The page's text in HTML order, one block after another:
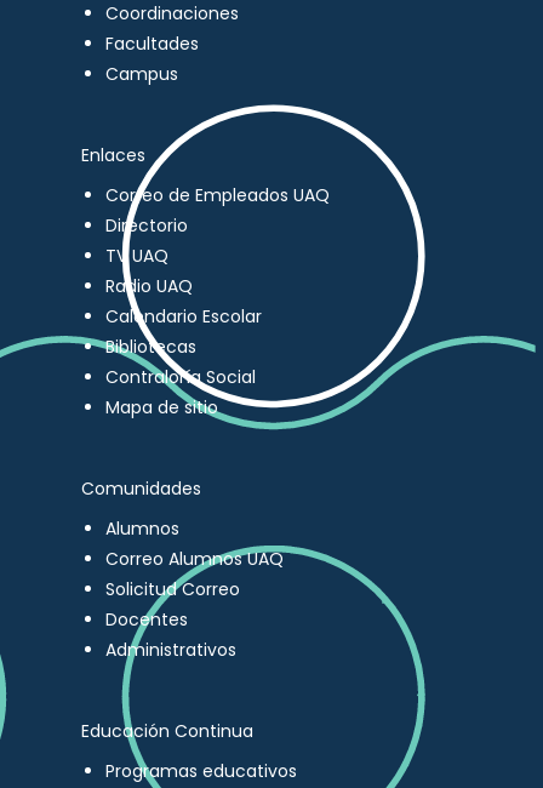
Coordinaciones
Facultades
Campus
Enlaces
Correo de Empleados UAQ
Directorio
TV UAQ
Radio UAQ
Calendario Escolar
Bibliotecas
Contraloría Social
Mapa de sitio
Comunidades
Alumnos
Correo Alumnos UAQ
Solicitud Correo
Docentes
Administrativos
Educación Continua
Programas educativos